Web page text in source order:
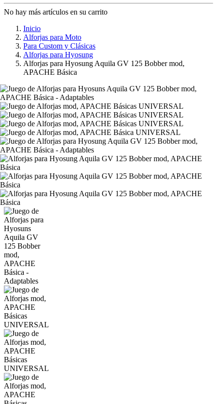
No hay más artículos en su carrito
Inicio
Alforjas para Moto
Para Custom y Clásicas
Alforjas para Hyosung
Alforjas para Hyosung Aquila GV 125 Bobber mod,
APACHE Básica